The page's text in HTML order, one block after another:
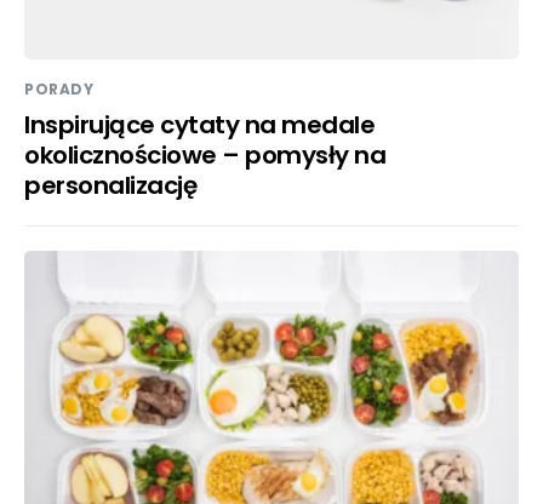
PORADY
Inspirujące cytaty na medale
okolicznościowe – pomysły na
personalizację